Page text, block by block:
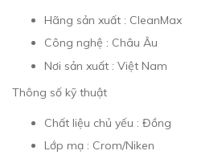
Hãng sản xuất : CleanMax
Công nghệ : Châu Âu
Nơi sản xuất : Việt Nam
Thông số kỹ thuật
Chất liệu chủ yếu : Đồng
Lớp mạ : Crom/Niken